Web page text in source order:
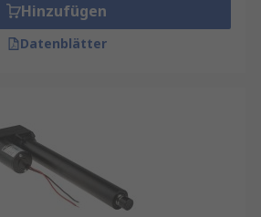
Hinzufügen
Datenblätter